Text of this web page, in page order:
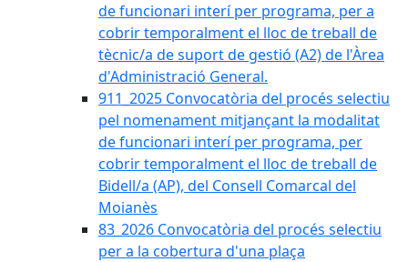
de funcionari interí per programa, per a
cobrir temporalment el lloc de treball de
tècnic/a de suport de gestió (A2) de l'Àrea
d'Administració General.
911_2025 Convocatòria del procés selectiu
pel nomenament mitjançant la modalitat
de funcionari interí per programa, per
cobrir temporalment el lloc de treball de
Bidell/a (AP), del Consell Comarcal del
Moianès
83_2026 Convocatòria del procés selectiu
per a la cobertura d'una plaça